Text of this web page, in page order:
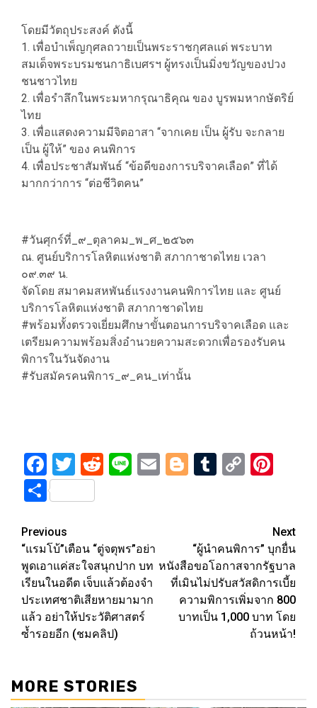
โดยมีวัตถุประสงค์ ดังนี้
1. เพื่อบำเพ็ญกุศลถวายเป็นพระราชกุศลแด่ พระบาท
สมเด็จพระบรมชนกาธิเบศรฯ ผู้ทรงเป็นมิ่งขวัญของปวง
ชนชาวไทย
2. เพื่อรำลึกในพระมหากรุณาธิคุณ ของ บูรพมหากษัตริย์
ไทย
3. เพื่อแสดงความมีจิตอาสา “จากเคย เป็น ผู้รับ จะกลาย
เป็น ผู้ให้” ของ คนพิการ
4. เพื่อประชาสัมพันธ์ “ข้อดีของการบริจาคเลือด” ที่ได้
มากกว่าการ “ต่อชีวิตคน”
#วันศุกร์ที่_๙_ตุลาคม_พ_ศ_๒๕๖๓
ณ. ศูนย์บริการโลหิตแห่งชาติ สภากาชาดไทย เวลา
๐๙.๓๙ น.
จัดโดย สมาคมสหพันธ์แรงงานคนพิการไทย และ ศูนย์
บริการโลหิตแห่งชาติ สภากาชาดไทย
#พร้อมทั้งตรวจเยี่ยมศึกษาขั้นตอนการบริจาคเลือด และ
เตรียมความพร้อมสิ่งอำนวยความสะดวกเพื่อรองรับคน
พิการในวันจัดงาน
#รับสมัครคนพิการ_๙_คน_เท่านั้น
Facebook
Twitter
Reddit
LineEmailBlogger
Tumblr
Copy
Share
Post
navigation
Previous
“แรมโบ้”เตือน “ตู่จตุพร”อย่า
พูดเอาแค่สะใจสนุกปาก บท
เรียนในอดีต เจ็บแล้วต้องจำ
ประเทศชาติเสียหายมามาก
แล้ว อย่าให้ประวัติศาสตร์
ซ้ำรอยอีก (ชมคลิป)
Next
“ผู้นำคนพิการ” บุกยื่น
หนังสือขอโอกาสจากรัฐบาล
ที่เมินไม่ปรับสวัสดิการเบี้ย
ความพิการเพิ่มจาก 800
บาทเป็น 1,000 บาท โดย
ถ้วนหน้า!
MORE STORIES